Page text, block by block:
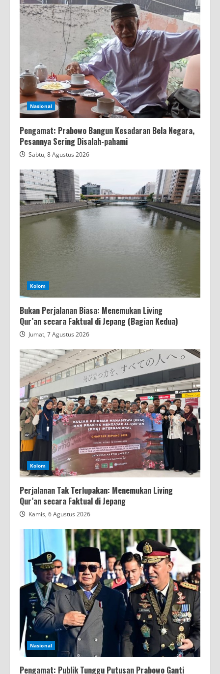
Nasional
Pengamat: Prabowo Bangun Kesadaran Bela Negara,
Pesannya Sering Disalah-pahami
Sabtu, 8 Agustus 2026
Kolom
Bukan Perjalanan Biasa: Menemukan Living
Qur’an secara Faktual di Jepang (Bagian Kedua)
Jumat, 7 Agustus 2026
Kolom
Perjalanan Tak Terlupakan: Menemukan Living
Qur’an secara Faktual di Jepang
Kamis, 6 Agustus 2026
Nasional
Pengamat: Publik Tunggu Putusan Prabowo Ganti